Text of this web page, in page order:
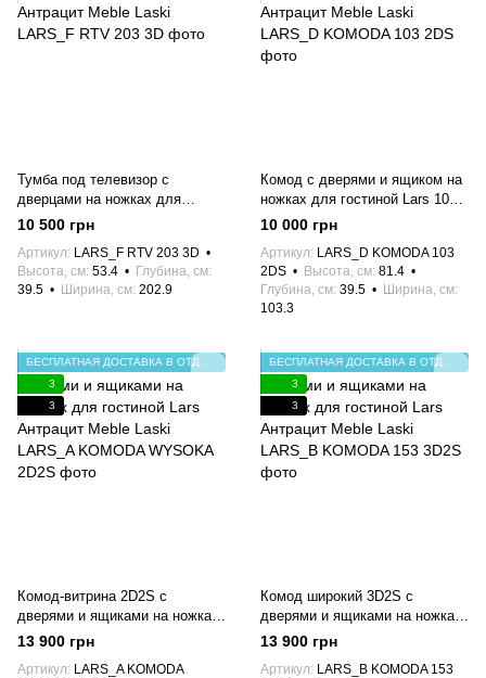
Тумба под телевизор с
дверцами на ножках для
гостиной Lars RTV 203 3D
Антрацит Meble Laski
10 500 грн
Артикул
LARS_F RTV 203 3D
Высота, см 53.4
Глубина, см
39.5
Ширина, см 202.9
Комод с дверями и ящиком на
ножках для гостиной Lars 103
2DS Антрацит Meble Laski
10 000 грн
Артикул
LARS_D KOMODA 103
2DS
Высота, см 81.4
Глубина, см 39.5
Ширина, см
103.3
3
3
Комод-витрина 2D2S с
дверями и ящиками на ножках
для гостиной Lars Антрацит
Meble Laski
13 900 грн
Артикул
LARS_A KOMODA
3
3
Комод широкий 3D2S с
дверями и ящиками на ножках
для гостиной Lars Антрацит
Meble Laski
13 900 грн
Артикул
LARS_B KOMODA 153